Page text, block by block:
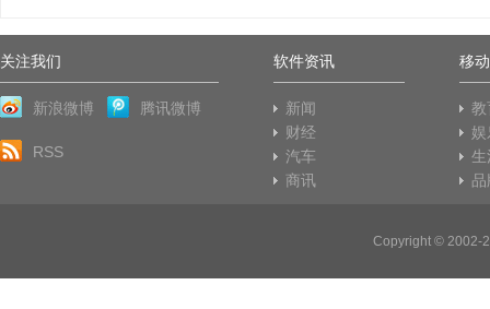
关注我们
新浪微博 腾讯微博
RSS
软件资讯
新闻
财经
汽车
商讯
移
教
娱
生
Copyright © 2002-